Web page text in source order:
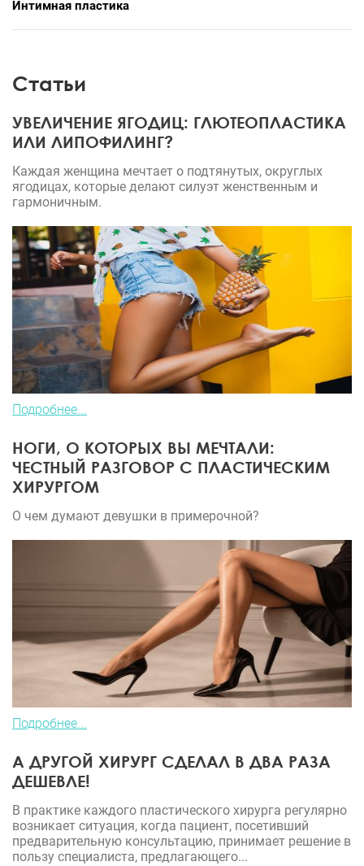
Интимная пластика
Статьи
УВЕЛИЧЕНИЕ ЯГОДИЦ: ГЛЮТЕОПЛАСТИКА
ИЛИ ЛИПОФИЛИНГ?
Каждая женщина мечтает о подтянутых, округлых
ягодицах, которые делают силуэт женственным и
гармоничным.
Подробнее...
НОГИ, О КОТОРЫХ ВЫ МЕЧТАЛИ:
ЧЕСТНЫЙ РАЗГОВОР С ПЛАСТИЧЕСКИМ
ХИРУРГОМ
О чем думают девушки в примерочной?
Подробнее...
А ДРУГОЙ ХИРУРГ СДЕЛАЛ В ДВА РАЗА
ДЕШЕВЛЕ!
В практике каждого пластического хирурга регулярно
возникает ситуация, когда пациент, посетивший
предварительную консультацию, принимает решение в
пользу специалиста, предлагающего...